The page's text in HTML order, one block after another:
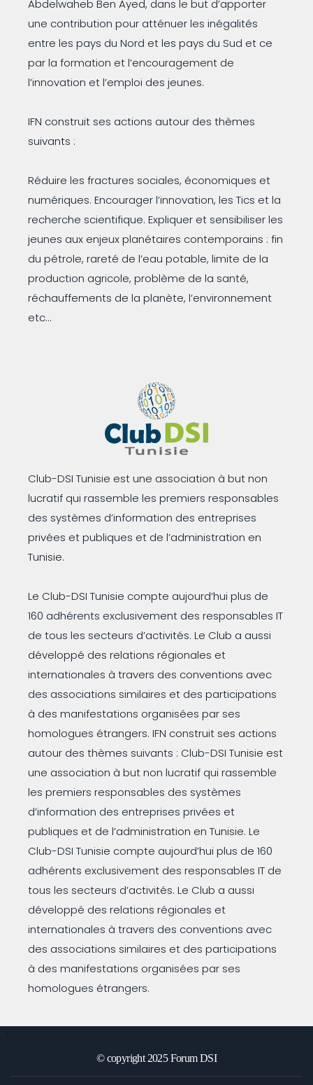
Abdelwaheb Ben Ayed, dans le but d’apporter
une contribution pour atténuer les inégalités
entre les pays du Nord et les pays du Sud et ce
par la formation et l’encouragement de
l’innovation et l’emploi des jeunes.
IFN construit ses actions autour des thèmes
suivants :
Réduire les fractures sociales, économiques et
numériques. Encourager l’innovation, les Tics et la
recherche scientifique. Expliquer et sensibiliser les
jeunes aux enjeux planétaires contemporains : fin
du pétrole, rareté de l’eau potable, limite de la
production agricole, problème de la santé,
réchauffements de la planète, l’environnement
etc…
Club-DSI Tunisie est une association à but non
lucratif qui rassemble les premiers responsables
des systèmes d’information des entreprises
privées et publiques et de l’administration en
Tunisie.
Le Club-DSI Tunisie compte aujourd’hui plus de
160 adhérents exclusivement des responsables IT
de tous les secteurs d’activités. Le Club a aussi
développé des relations régionales et
internationales à travers des conventions avec
des associations similaires et des participations
à des manifestations organisées par ses
homologues étrangers. IFN construit ses actions
autour des thèmes suivants : Club-DSI Tunisie est
une association à but non lucratif qui rassemble
les premiers responsables des systèmes
d’information des entreprises privées et
publiques et de l’administration en Tunisie. Le
Club-DSI Tunisie compte aujourd’hui plus de 160
adhérents exclusivement des responsables IT de
tous les secteurs d’activités. Le Club a aussi
développé des relations régionales et
internationales à travers des conventions avec
des associations similaires et des participations
à des manifestations organisées par ses
homologues étrangers.
© copyright 2025 Forum DSI